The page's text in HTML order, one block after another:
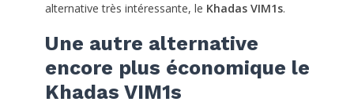
alternative très intéressante, le Khadas VIM1s.
Une autre alternative
encore plus économique le
Khadas VIM1s